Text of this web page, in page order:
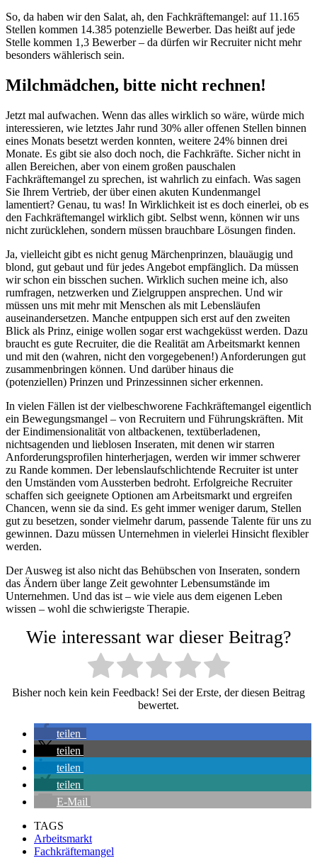
So, da haben wir den Salat, ah, den Fachkräftemangel: auf 11.165
Stellen kommen 14.385 potenzielle Bewerber. Das heißt auf jede
Stelle kommen 1,3 Bewerber – da dürfen wir Recruiter nicht mehr
besonders wählerisch sein.
Milchmädchen, bitte nicht rechnen!
Jetzt mal aufwachen. Wenn das alles wirklich so wäre, würde mich
interessieren, wie letztes Jahr rund 30% aller offenen Stellen binnen
eines Monats besetzt werden konnten, weitere 24% binnen drei
Monate. Es gibt sie also doch noch, die Fachkräfte. Sicher nicht in
allen Bereichen, aber von einem großen pauschalen
Fachkräftemangel zu sprechen, ist wahrlich zu einfach. Was sagen
Sie Ihrem Vertrieb, der über einen akuten Kundenmangel
lamentiert? Genau, tu was! In Wirklichkeit ist es doch einerlei, ob es
den Fachkräftemangel wirklich gibt. Selbst wenn, können wir uns
nicht zurücklehen, sondern müssen brauchbare Lösungen finden.
Ja, vielleicht gibt es nicht genug Märchenprinzen, blauäugig und
blond, gut gebaut und für jedes Angebot empfänglich. Da müssen
wir schon ein bisschen suchen. Wirklich suchen meine ich, also
rumfragen, netzwerken und Zielgruppen ansprechen. Und wir
müssen uns mit mehr mit Menschen als mit Lebensläufen
auseinandersetzen. Manche entpuppen sich erst auf den zweiten
Blick als Prinz, einige wollen sogar erst wachgeküsst werden. Dazu
braucht es gute Recruiter, die die Realität am Arbeitsmarkt kennen
und mit den (wahren, nicht den vorgegebenen!) Anforderungen gut
zusammenbringen können. Und darüber hinaus die
(potenziellen) Prinzen und Prinzessinnen sicher erkennen.
In vielen Fällen ist der vielbeschworene Fachkräftemangel eigentlich
ein Bewegungsmangel – von Recruitern und Führungskräften. Mit
der Eindimensionalität von altbackenen, textüberladenen,
nichtsagenden und lieblosen Inseraten, mit denen wir starren
Anforderungsprofilen hinterherjagen, werden wir immer schwerer
zu Rande kommen. Der lebenslaufschlichtende Recruiter ist unter
den Umständen vom Aussterben bedroht. Erfolgreiche Recruiter
schaffen sich geeignete Optionen am Arbeitsmarkt und ergreifen
Chancen, wenn sie da sind. Es geht immer weniger darum, Stellen
gut zu besetzen, sonder vielmehr darum, passende Talente für uns zu
gewinnen. Dazu müssen Unternehmen in vielerlei Hinsicht flexibler
werden.
Der Ausweg ist also nicht das Behübschen von Inseraten, sondern
das Ändern über lange Zeit gewohnter Lebensumstände im
Unternehmen. Und das ist – wie viele aus dem eigenen Leben
wissen – wohl die schwierigste Therapie.
Wie interessant war dieser Beitrag?
Bisher noch kein kein Feedback! Sei der Erste, der diesen Beitrag
bewertet.
teilen
teilen
teilen
teilen
E-Mail
TAGS
Arbeitsmarkt
Fachkräftemangel